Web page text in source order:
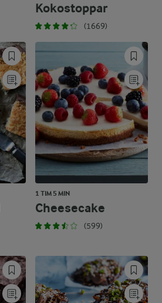
Kokostoppar
(1669)
1 TIM 5 MIN
Cheesecake
(599)